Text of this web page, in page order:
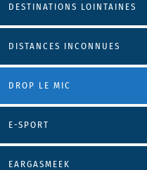
DESTINATIONS LOINTAINES
DISTANCES INCONNUES
DROP LE MIC
E-SPORT
EARGASMEEK